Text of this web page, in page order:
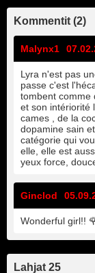
Kommentit (2)
Malynx1
Lyra n'est pas
passe c'est
tombent comme
et son intériorité
cames , de la
dopamine sain
catégorie qui
elle, elle est
yeux force,
Ginclod
Wonderful girl!!
Lahjat 25